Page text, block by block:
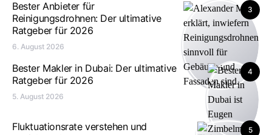
3
Bester Anbieter für
Reinigungsdrohnen: Der ultimative
Ratgeber für 2026
6. August 2026
4
Bester Makler in Dubai: Der ultimative
Ratgeber für 2026
5. August 2026
5
Fluktuationsrate verstehen und